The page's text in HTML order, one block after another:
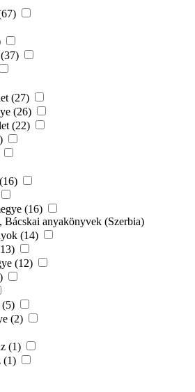
(27)
(26)
(22)
(16)
Bácskai anyakönyvek (Szerbia)
(14)
(12)
(5)
(2)
(1)
(1)